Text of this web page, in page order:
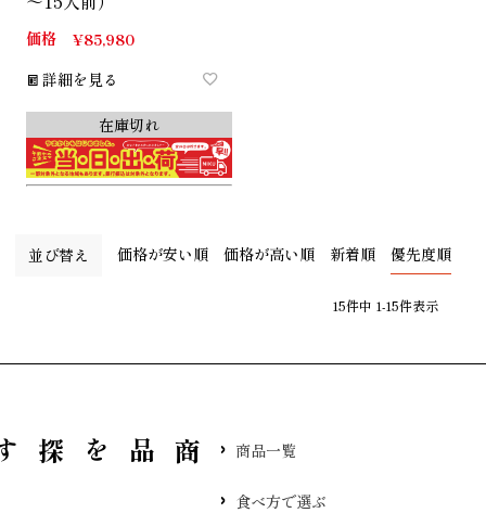
価格 ¥85,980
詳細を見る
在庫切れ
並び替え 価格が安い順 価格が高い順 新着順 優先度順
15件中 1-15件表示
す 商品一覧
食べ方で選ぶ